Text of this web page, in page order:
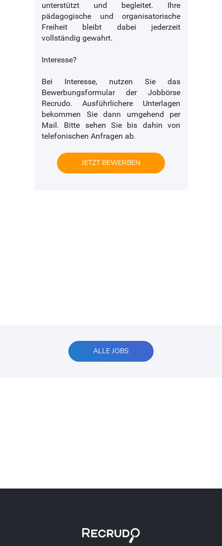
unterstützt und begleitet. Ihre
pädagogische und organisatorische
Freiheit bleibt dabei jederzeit
vollständig gewahrt.
Interesse?
Bei Interesse, nutzen Sie das
Bewerbungsformular der Jobbörse
Recrudo. Ausführlichere Unterlagen
bekommen Sie dann umgehend per
Mail. Bitte sehen Sie bis dahin von
telefonischen Anfragen ab.
JETZT BEWERBEN
ALLE JOBS